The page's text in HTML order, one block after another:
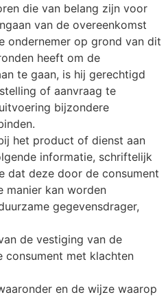
die van belang zijn voor
van de overeenkomst
ondernemer op grond van dit
heeft om de
te gaan, is hij gerechtigd
of aanvraag te
bijzondere
het product of dienst aan
informatie, schriftelijk
dat deze door de consument
manier kan worden
gegevensdrager,
de vestiging van de
consument met klachten
en de wijze waarop